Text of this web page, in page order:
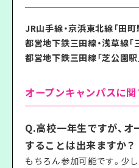
JR山手線・京浜東北線「田
都営地下鉄三田線・浅草線
都営地下鉄三田線「芝公園
オープンキャンパスに
Q.高校一年生ですが、
することは出来ますか？
もちろん参加可能です。少